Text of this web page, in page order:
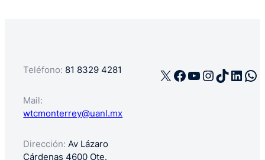
Teléfono: 81 8329 4281
Mail:
wtcmonterrey@uanl.mx
Dirección: Av Lázaro
Cárdenas 4600 Ote.
X Facebook
YouTube
TikTok